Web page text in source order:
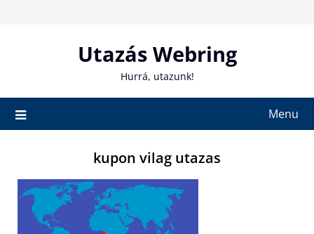
Utazás Webring
Hurrá, utazunk!
Menu
kupon vilag utazas